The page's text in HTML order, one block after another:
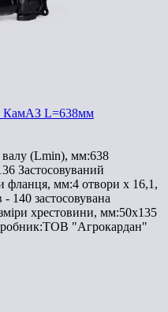
КамАЗ L=638мм
валу (Lmin), мм:638
Застосовуваний
фланця, мм:4 отвори х 16,1,
- 140 застосовувана
хрестовини, мм:50х135
ТОВ "Агрокардан"